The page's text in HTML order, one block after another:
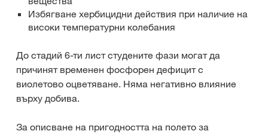
Избягване хербицидни действия при наличие на
високи температурни колебания
До стадий 6-ти лист студените фази могат да
причинят временен фосфорен дефицит с
виолетово оцветяване. Няма негативно влияние
върху добива.
За описване на пригодността на полето за